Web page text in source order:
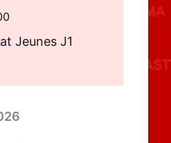
Jeunes J1